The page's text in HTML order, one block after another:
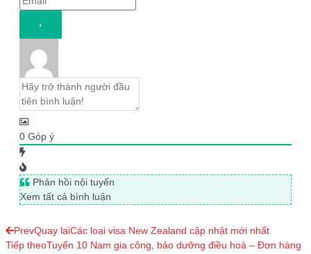
0 Góp ý
Phản hồi nội tuyến
Xem tất cả bình luận
PrevQuay lạiCác loại visa New Zealand cập nhật mới nhất
Tiếp theoTuyển 10 Nam gia công, bảo dưỡng điều hoà – Đơn hàng